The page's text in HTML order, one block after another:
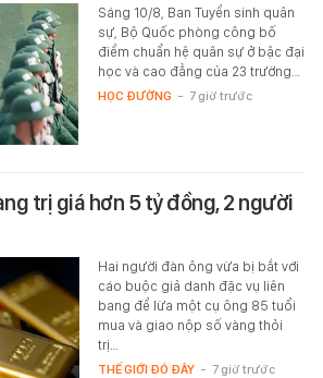
Sáng 10/8, Ban Tuyển sinh quân
sự, Bộ Quốc phòng công bố
điểm chuẩn hệ quân sự ở bậc đại
học và cao đẳng của 23 trường…
HỌC ĐƯỜNG - 7 giờ trước
trị giá hơn 5 tỷ đồng, 2 người
Hai người đàn ông vừa bị bắt với
cáo buộc giả danh đặc vụ liên
bang để lừa một cụ ông 85 tuổi
mua và giao nộp số vàng thỏi
trị…
THẾ GIỚI ĐÓ ĐÂY - 7 giờ trước